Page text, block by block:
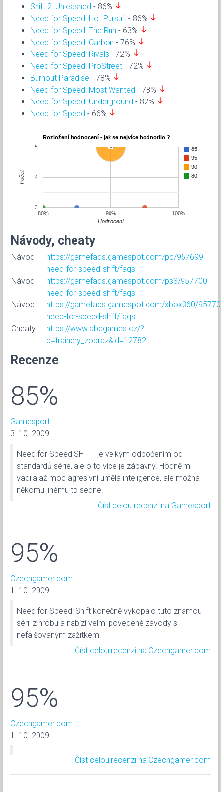
Shift 2: Unleashed - 86% south
Need for Speed: Hot Pursuit - 86% south
Need for Speed: The Run - 63% south
Need for Speed: Carbon - 76% south
Need for Speed: Rivals - 72% south
Need for Speed: ProStreet - 72% south
Burnout Paradise - 78% south
Need for Speed: Most Wanted - 78% south
Need for Speed: Underground - 82% south
Need for Speed - 66% south
Rozložení hodnocení - jak se nejvíce hodnotilo ?
85
95
90
80
90
90
80% 90% 100%
3
4
5
Hodnocení
Počet
Návody, cheaty
Návod
https://gamefaqs.gamespot.com/pc/957699-
need-for-speed-shift/faqs
Návod
https://gamefaqs.gamespot.com/ps3/957700-
need-for-speed-shift/faqs
Návod
https://gamefaqs.gamespot.com/xbox360/
need-for-speed-shift/faqs
Cheaty
https://www.abcgames.cz/?
p=trainery_zobraz&id=12782
Recenze
85%
Gamesport
3. 10. 2009
Need for Speed SHIFT je velkým odbočením od
standardů série, ale o to více je zábavný. Hodně mi
vadila až moc agresivní umělá inteligence, ale možná
někomu jinému to sedne.
Číst celou recenzi na Gamesport
95%
Czechgamer.com
1. 10. 2009
Need for Speed: Shift konečně vykopalo tuto známou
sérii z hrobu a nabízí velmi povedené závody s
nefalšovaným zážitkem.
Číst celou recenzi na Czechgamer.com
95%
Czechgamer.com
1. 10. 2009
Číst celou recenzi na Czechgamer.com